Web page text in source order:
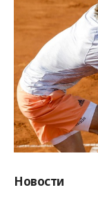
Новости